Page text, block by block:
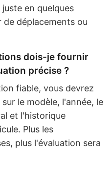
en quelques
de déplacements ou
dois-je fournir
précise ?
fiable, vous devrez
le modèle, l'année, le
et l'historique
Plus les
plus l'évaluation sera